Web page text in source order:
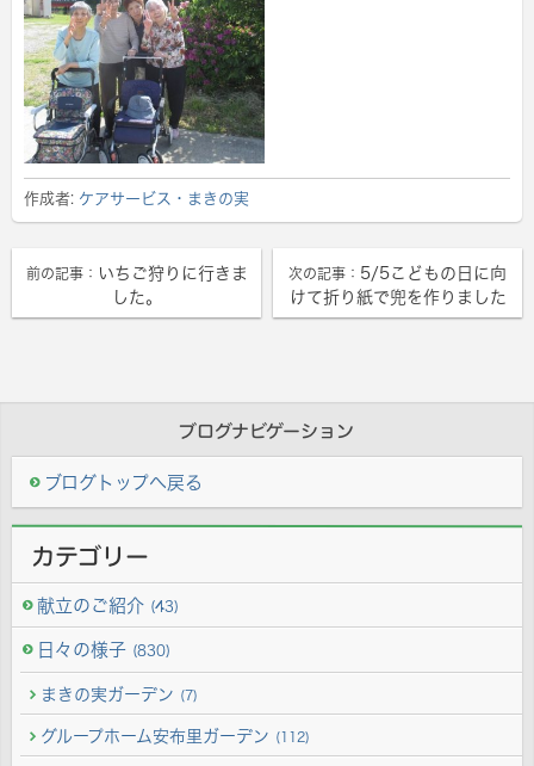
作成者: ケアサービス・まきの実
前の記事： いちご狩りに行きま
した。
次の記事： 5/5こどもの日に向
けて折り紙で兜を作りました
ブログナビゲーション
ブログトップへ戻る
カテゴリー
献立のご紹介 (43)
日々の様子 (830)
まきの実ガーデン (7)
グループホーム安布里ガーデン (112)